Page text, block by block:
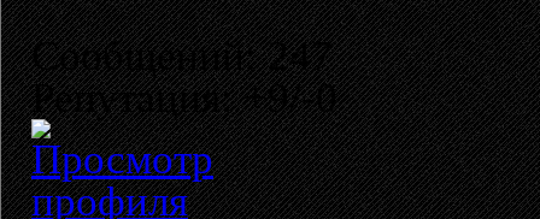
Сообщений: 247
Репутация: +9/-0